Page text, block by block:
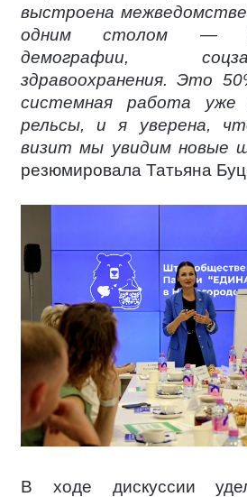
выстроена
одним столом —
демографии,
здравоохранения. Это
системная работа уже
рельсы, и я уверена,
визит мы увидим новые
резюмировала Татьяна
В ходе дискуссии